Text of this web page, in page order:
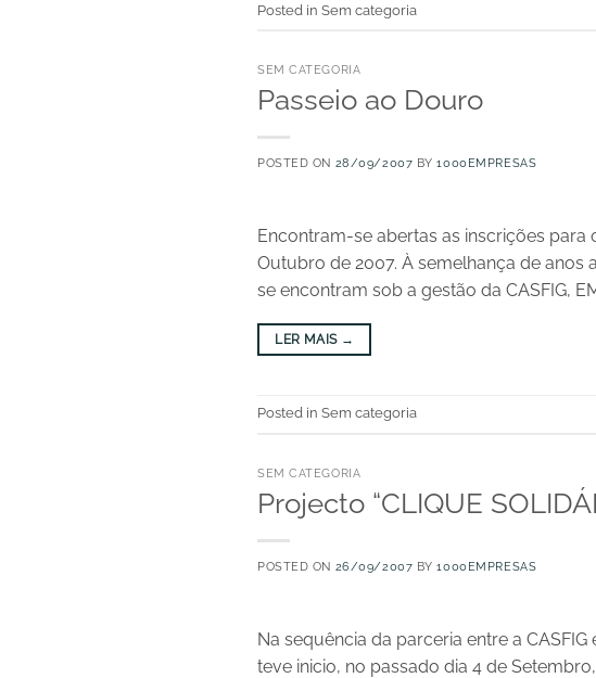
Posted in Sem categoria
SEM CATEGORIA
Passeio ao Douro
POSTED ON 28/09/2007 BY1000EMPRESAS
Encontram-se abertas as inscrições para
Outubro de 2007. À semelhança de
se encontram sob a gestão da CASFIG,
LER MAIS →
Posted in Sem categoria
SEM CATEGORIA
Projecto “CLIQUE
POSTED ON 26/09/2007 BY1000EMPRESAS
Na sequência da parceria entre a
teve inicio, no passado dia 4 de